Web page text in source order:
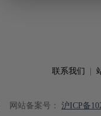
联系我们
网站备案号： 沪ICP备